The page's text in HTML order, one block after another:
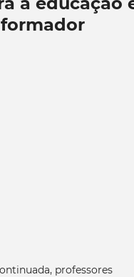
formador
professores